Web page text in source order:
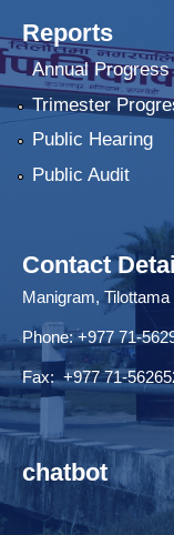
Reports
Annual Progress
Trimester
Public Hearing
Public Audit
Contact
Manigram,
Phone: +977 71-
Fax: +977 71-
chatbot